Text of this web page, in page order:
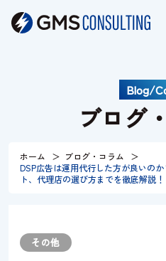
特長
Blog/
ブログ
ホーム
ブログ・コラム
DSP広告は運用代行した方が良いの
ト、代理店の選び方までを徹底解説！
その他